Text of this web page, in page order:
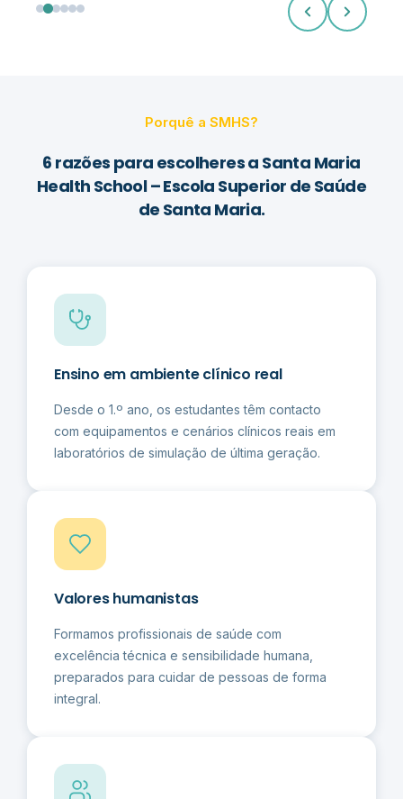
Porquê a SMHS?
6 razões para escolheres a Santa Maria
Health School – Escola Superior de Saúde
de Santa Maria.
Ensino em ambiente clínico real
Desde o 1.º ano, os estudantes têm contacto
com equipamentos e cenários clínicos reais em
laboratórios de simulação de última geração.
Valores humanistas
Formamos profissionais de saúde com
excelência técnica e sensibilidade humana,
preparados para cuidar de pessoas de forma
integral.